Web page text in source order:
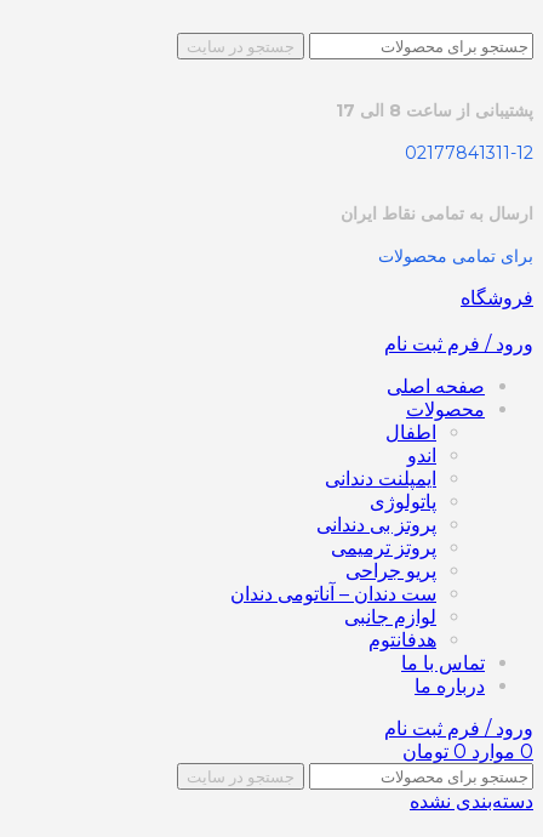
جستجو در سایت
پشتیبانی از ساعت 8 الی 17
02177841311-12
ارسال به تمامی نقاط ایران
برای تمامی محصولات
فروشگاه
ورود / فرم ثبت نام
صفحه اصلی
محصولات
اطفال
اندو
ایمپلنت دندانی
پاتولوژی
پروتز بی دندانی
پروتز ترمیمی
پریو جراحی
ست دندان – آناتومی دندان
لوازم جانبی
هدفانتوم
تماس با ما
درباره ما
ورود / فرم ثبت نام
0 موارد 0 تومان
جستجو در سایت
دسته‌بندی نشده